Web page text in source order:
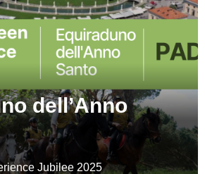
dell’Anno
Jubilee 2025